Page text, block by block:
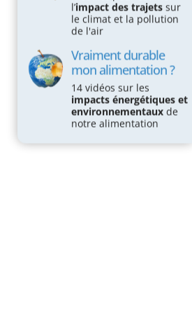
l’impact des trajets sur
le climat et la pollution
de l'air
Vraiment durable
mon alimentation ?
14 vidéos sur les
impacts énergétiques et
environnementaux de
notre alimentation